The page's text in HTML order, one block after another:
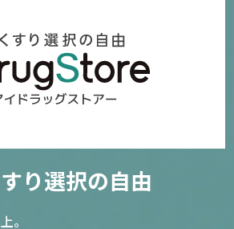
り選択の自由
。